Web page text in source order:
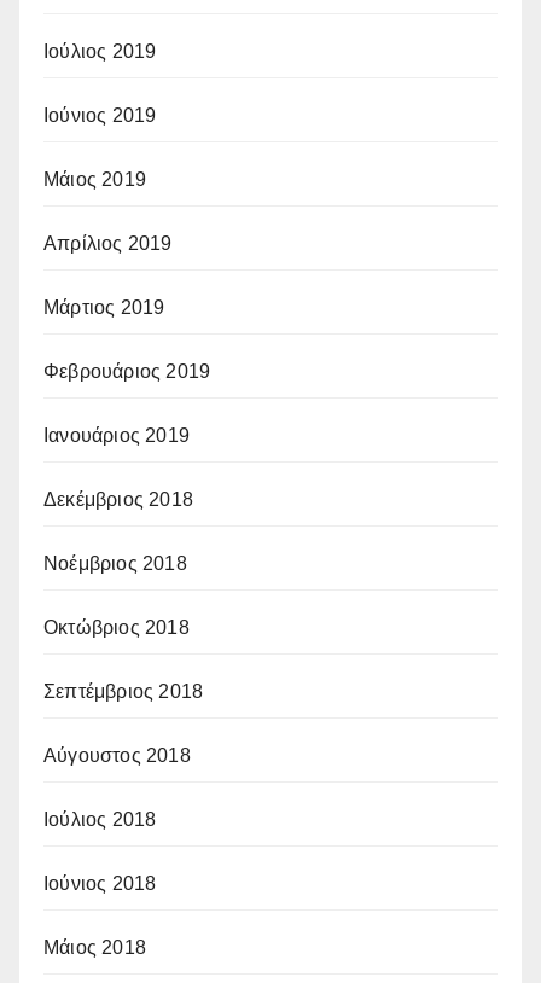
Ιούλιος 2019
Ιούνιος 2019
Μάιος 2019
Απρίλιος 2019
Μάρτιος 2019
Φεβρουάριος 2019
Ιανουάριος 2019
Δεκέμβριος 2018
Νοέμβριος 2018
Οκτώβριος 2018
Σεπτέμβριος 2018
Αύγουστος 2018
Ιούλιος 2018
Ιούνιος 2018
Μάιος 2018